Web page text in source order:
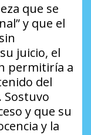
que se
y que el
juicio, el
permitiría a
del
Sostuvo
y que su
y la